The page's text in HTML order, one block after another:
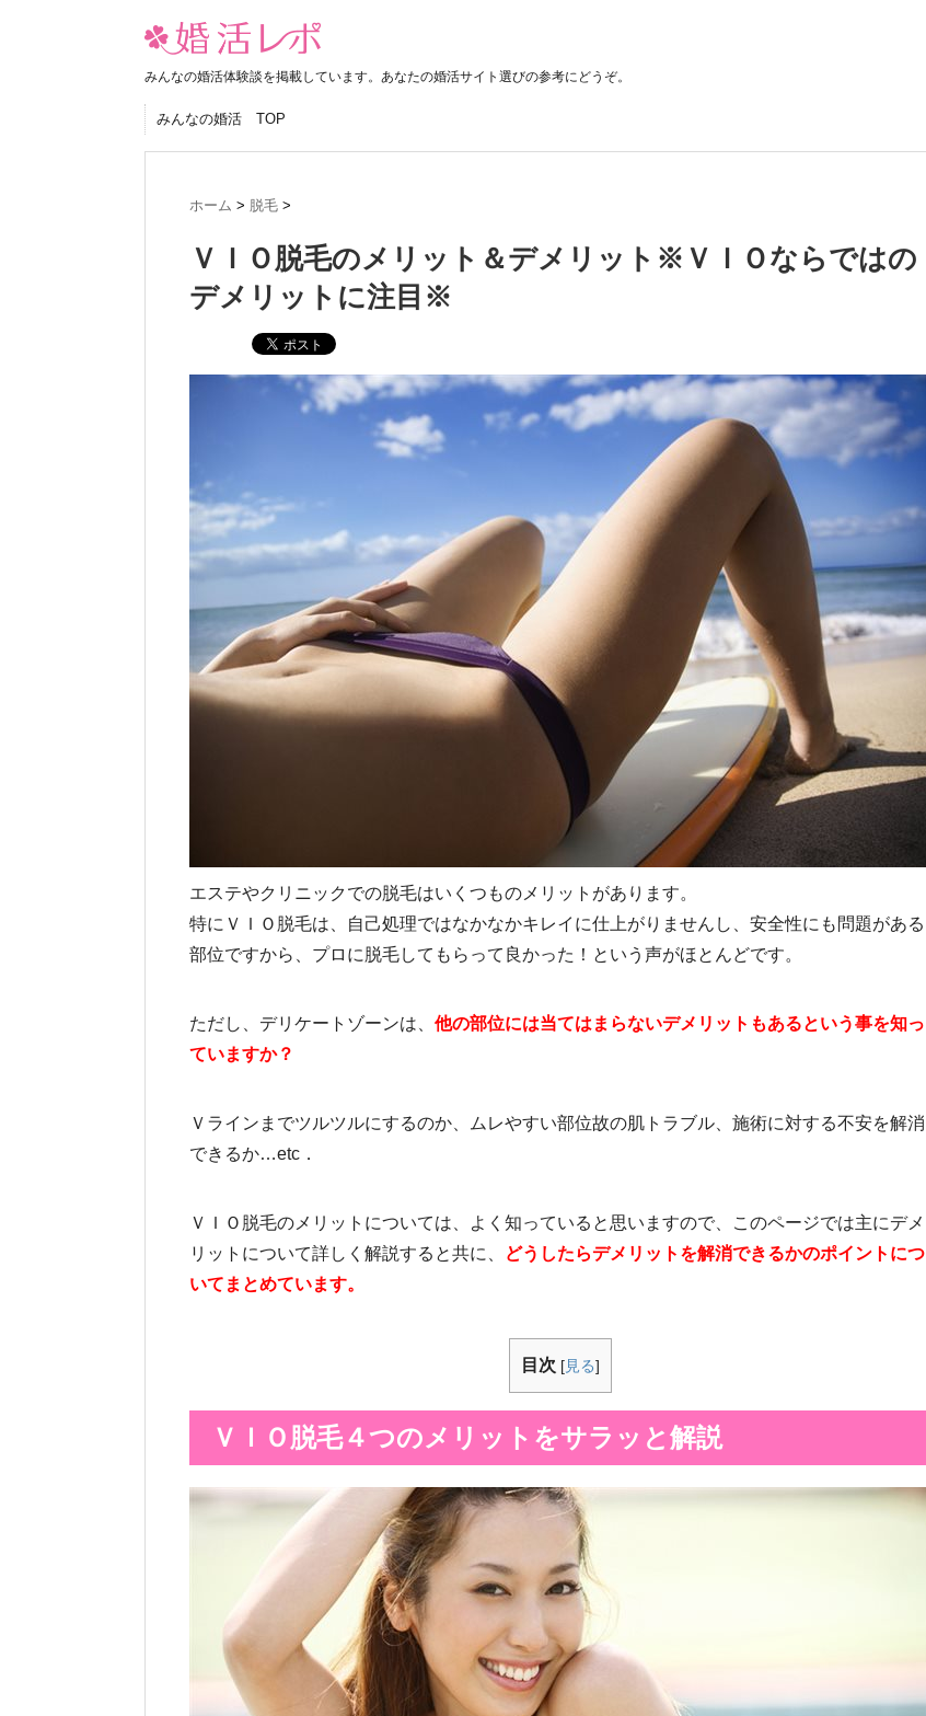
みんなの婚活体験談を掲載しています。あなたの婚活サイト選びの参考にどうぞ。
みんなの婚活 TOP
ホーム > 脱毛 >
ＶＩＯ脱毛のメリット＆デメリット※ＶＩＯならではの
デメリットに注目※
エステやクリニックでの脱毛はいくつものメリットがあります。
特にＶＩＯ脱毛は、自己処理ではなかなかキレイに仕上がりませんし、安全性にも問題がある
部位ですから、プロに脱毛してもらって良かった！という声がほとんどです。
ただし、デリケートゾーンは、 他の部位には当てはまらないデメリットもあるという事を知っ
ていますか？
Ｖラインまでツルツルにするのか、ムレやすい部位故の肌トラブル、施術に対する不安を解消
できるか…etc．
ＶＩＯ脱毛のメリットについては、よく知っていると思いますので、このページでは主にデメ
リットについて詳しく解説すると共に、
どうしたらデメリットを解消できるかのポイントにつ
いてまとめています。
目次 [見る]
ＶＩＯ脱毛４つのメリットをサラッと解説